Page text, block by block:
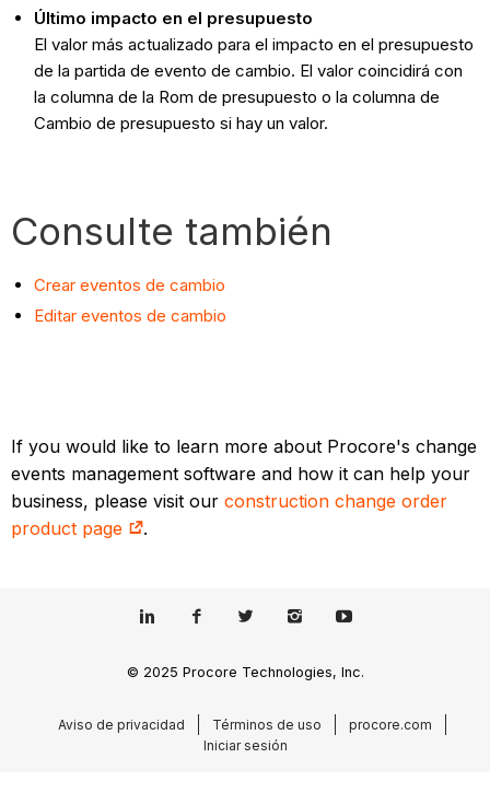
Último impacto en el presupuesto
El valor más actualizado para el impacto en el presupuesto
de la partida de evento de cambio. El valor coincidirá con
la columna de la Rom de presupuesto o la columna de
Cambio de presupuesto si hay un valor.
Consulte también
Crear eventos de cambio
Editar eventos de cambio
If you would like to learn more about Procore's change
events management software and how it can help your
business, please visit ourconstruction change order
product page
.
© 2025 Procore Technologies, Inc.
Aviso de privacidad Términos de uso
procore.com
Iniciar sesión